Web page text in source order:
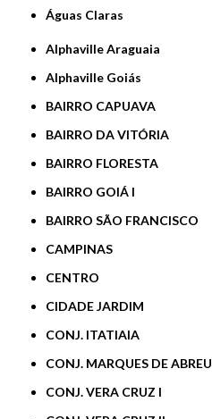
Águas Claras
Alphaville Araguaia
Alphaville Goiás
BAIRRO CAPUAVA
BAIRRO DA VITÓRIA
BAIRRO FLORESTA
BAIRRO GOIÁ I
BAIRRO SÃO FRANCISCO
CAMPINAS
CENTRO
CIDADE JARDIM
CONJ. ITATIAIA
CONJ. MARQUES DE ABREU
CONJ. VERA CRUZ I